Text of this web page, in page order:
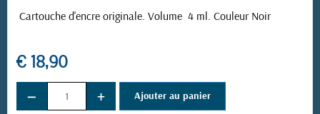
Cartouche d'encre originale. Volume 4 ml. Couleur Noir
€ 18,90
− + Ajouter au panier